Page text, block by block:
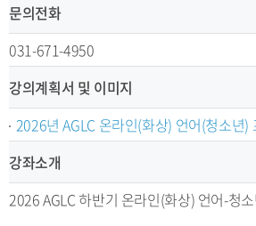
문의전화
031-671-4950
강의계획서 및 이미지
2026년 AGLC 온라인(화상) 언어(청소년
강좌소개
2026 AGLC 하반기 온라인(화상) 언어-청